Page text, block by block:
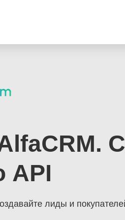
API
лиды и